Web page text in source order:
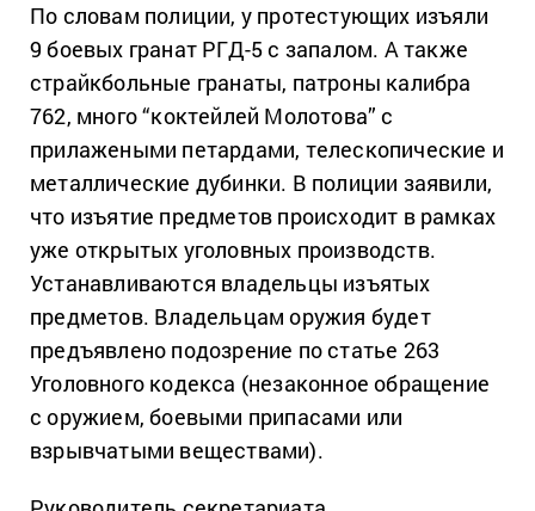
По словам полиции, у протестующих изъяли
9 боевых гранат РГД-5 с запалом. А также
страйкбольные гранаты, патроны калибра
762, много “коктейлей Молотова” с
прилажеными петардами, телескопические и
металлические дубинки. В полиции заявили,
что изъятие предметов происходит в рамках
уже открытых уголовных производств.
Устанавливаются владельцы изъятых
предметов. Владельцам оружия будет
предъявлено подозрение по статье 263
Уголовного кодекса (незаконное обращение
с оружием, боевыми припасами или
взрывчатыми веществами).